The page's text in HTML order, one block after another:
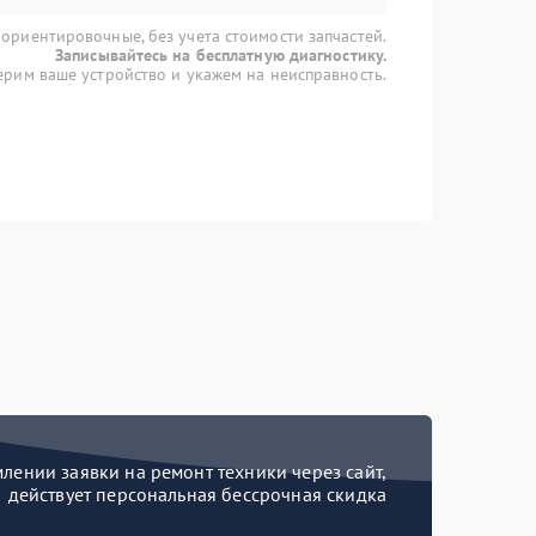
без учета стоимости запчастей.
Записывайтесь на бесплатную диагностику.
ваше устройство и укажем на неисправность.
заявки на ремонт техники через сайт,
действует персональная бессрочная скидка